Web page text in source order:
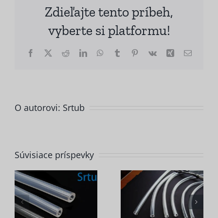
Zdieľajte tento príbeh,
vyberte si platformu!
Facebook
X RedditLinkedInWhatsApp
Tumblr Pinterest
Vk Xing E-
O autorovi: Srtub
Súvisiace príspevky
faktory
majú väčší
Aká je
trvanlivosť